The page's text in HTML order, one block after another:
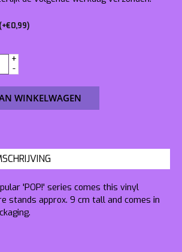
+
-
WINKELWAGEN
'POP!' series comes this vinyl
stands approx. 9 cm tall and comes in